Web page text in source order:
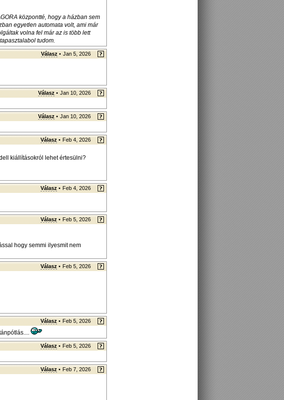
központté, hogy a házban sem
egyetlen automata volt, ami már
volna fel már az is több lett
tudom.
Válasz • Jan 5, 2026
Válasz • Jan 10, 2026
Válasz • Jan 10, 2026
Válasz • Feb 4, 2026
kiállításokról lehet értesülni?
Válasz • Feb 4, 2026
Válasz • Feb 5, 2026
hogy semmi ilyesmit nem
Válasz • Feb 5, 2026
Válasz • Feb 5, 2026
Válasz • Feb 5, 2026
Válasz • Feb 7, 2026